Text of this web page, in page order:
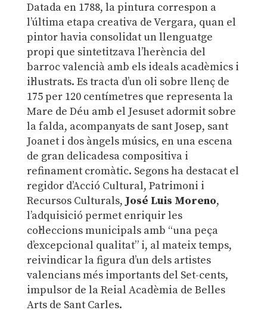
Datada en 1788, la pintura correspon a
l’última etapa creativa de Vergara, quan el
pintor havia consolidat un llenguatge
propi que sintetitzava l’herència del
barroc valencià amb els ideals acadèmics i
il·lustrats. Es tracta d’un oli sobre llenç de
175 per 120 centímetres que representa la
Mare de Déu amb el Jesuset adormit sobre
la falda, acompanyats de sant Josep, sant
Joanet i dos àngels músics, en una escena
de gran delicadesa compositiva i
refinament cromàtic. Segons ha destacat el
regidor d’Acció Cultural, Patrimoni i
Recursos Culturals, José Luis Moreno,
l’adquisició permet enriquir les
col·leccions municipals amb “una peça
d’excepcional qualitat” i, al mateix temps,
reivindicar la figura d’un dels artistes
valencians més importants del Set-cents,
impulsor de la Reial Acadèmia de Belles
Arts de Sant Carles.